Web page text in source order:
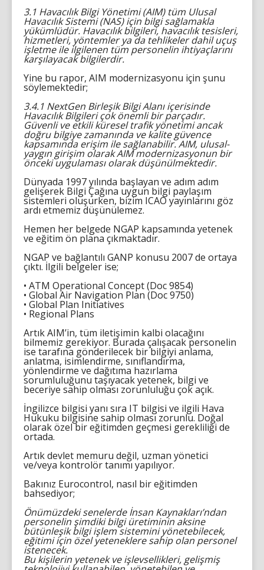
3.1 Havacılık Bilgi Yönetimi (AIM) tüm Ulusal
Havacılık Sistemi (NAS) için bilgi sağlamakla
yükümlüdür. Havacılık bilgileri, havacılık tesisleri,
hizmetleri, yöntemler ya da tehlikeler dahil uçuş
işletme ile ilgilenen tüm personelin ihtiyaçlarını
karşılayacak bilgilerdir.
Yine bu rapor, AIM modernizasyonu için şunu
söylemektedir;
3.4.1 NextGen Birleşik Bilgi Alanı içerisinde
Havacılık Bilgileri çok önemli bir parçadır.
Güvenli ve etkili küresel trafik yönetimi ancak
doğru bilgiye zamanında ve kalite güvence
kapsamında erişim ile sağlanabilir. AIM, ulusal-
yaygın girişim olarak AIM modernizasyonun bir
önceki uygulaması olarak düşünülmektedir.
Dünyada 1997 yılında başlayan ve adım adım
gelişerek Bilgi Çağına uygun bilgi paylaşım
sistemleri oluşurken, bizim ICAO yayınlarını göz
ardı etmemiz düşünülemez.
Hemen her belgede NGAP kapsamında yetenek
ve eğitim ön plana çıkmaktadır.
NGAP ve bağlantılı GANP konusu 2007 de ortaya
çıktı. İlgili belgeler ise;
• ATM Operational Concept (Doc 9854)
• Global Air Navigation Plan (Doc 9750)
• Global Plan Initiatives
• Regional Plans
Artık AIM’in, tüm iletişimin kalbi olacağını
bilmemiz gerekiyor. Burada çalışacak personelin
ise tarafına gönderilecek bir bilgiyi anlama,
anlatma, isimlendirme, sınıflandırma,
yönlendirme ve dağıtıma hazırlama
sorumluluğunu taşıyacak yetenek, bilgi ve
beceriye sahip olması zorunluluğu çok açık.
İngilizce bilgisi yanı sıra IT bilgisi ve ilgili Hava
Hukuku bilgisine sahip olması zorunlu. Doğal
olarak özel bir eğitimden geçmesi gerekliliği de
ortada.
Artık devlet memuru değil, uzman yönetici
ve/veya kontrolör tanımı yapılıyor.
Bakınız Eurocontrol, nasıl bir eğitimden
bahsediyor;
Önümüzdeki senelerde İnsan Kaynakları’ndan
personelin şimdiki bilgi üretiminin aksine
bütünleşik bilgi işlem sistemini yönetebilecek,
eğitimi için özel yeteneklere sahip olan personel
istenecek.
Bu kişilerin yetenek ve işlevsellikleri, gelişmiş